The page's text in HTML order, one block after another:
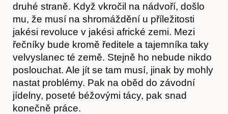
druhé straně. Když vkročil na nádvoří, došlo
mu, že musí na shromáždění u příležitosti
jakési revoluce v jakési africké zemi. Mezi
řečníky bude kromě ředitele a tajemníka taky
velvyslanec té země. Stejně ho nebude nikdo
poslouchat. Ale jít se tam musí, jinak by mohly
nastat problémy. Pak na oběd do závodní
jídelny, poseté béžovými tácy, pak snad
konečně práce.